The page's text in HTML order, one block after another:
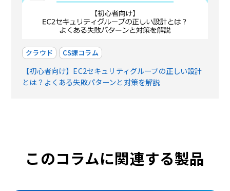
クラウド CS課コラム
【初心者向け】EC2セキュリティグループの正しい設計
とは？よくある失敗パターンと対策を解説
このコラムに関連する製品